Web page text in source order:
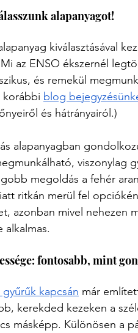
alapanyagot!
kiválasztásával
az ENSO ékszernél
és remekül
korábbi blog
és hátrányairól.)
alapanyagban
viszonylag
megoldás a fehér
ritkán merül fel
azonban mivel nehezen
alkalmas.
fontosabb, mint
gyűrűk kapcsán már
kerekded kezeken a
másképp. Különösen a